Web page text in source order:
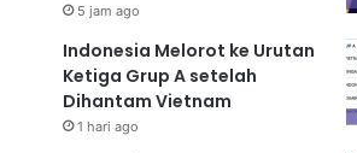
5 jam ago
Indonesia Melorot ke Urutan
Ketiga Grup A setelah
Dihantam Vietnam
1 hari ago